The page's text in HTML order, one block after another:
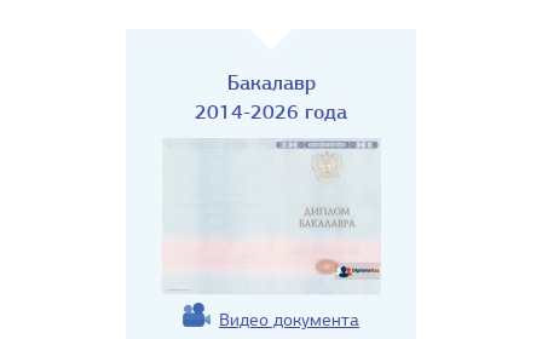
Бакалавр
2014-2026 года
Видео документа